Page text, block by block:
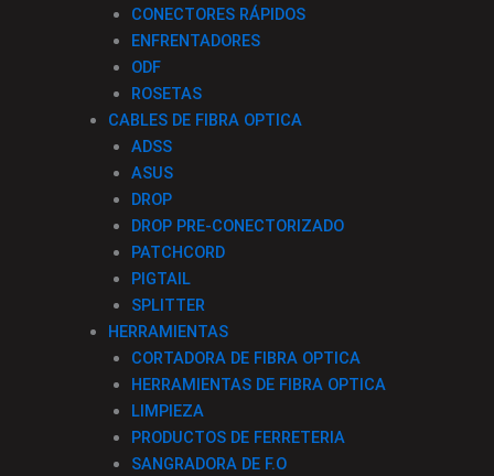
CONECTORES RÁPIDOS
ENFRENTADORES
ODF
ROSETAS
CABLES DE FIBRA OPTICA
ADSS
ASUS
DROP
DROP PRE-CONECTORIZADO
PATCHCORD
PIGTAIL
SPLITTER
HERRAMIENTAS
CORTADORA DE FIBRA OPTICA
HERRAMIENTAS DE FIBRA OPTICA
LIMPIEZA
PRODUCTOS DE FERRETERIA
SANGRADORA DE F.O